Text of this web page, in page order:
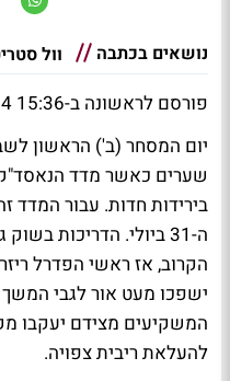
נושאים בכתבה וול
פורסם לראשונה ב-15:36 15.09.2014
יום המסחר (ב') הראשון
שערים כאשר מדד
בירידות חדות. עבור המדד
ה-31 ביולי. הדריכות
הקרוב, אז ראשי הפדרל
ישפכו מעט אור לגבי המשך
המשקיעים מצידם יעקבו
להעלאת ריבית צפויה.